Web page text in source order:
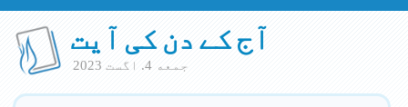
آج کے دن کی آیت
جمعه 4. اگست 2023